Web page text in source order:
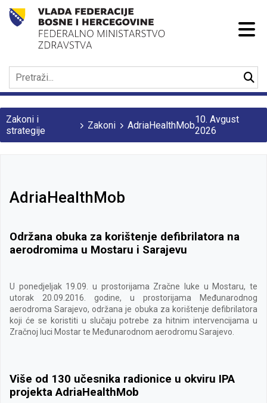
Zakoni i
strategije
Zakoni AdriaHealthMob10. Avgust
2026
AdriaHealthMob
Održana obuka za korištenje defibrilatora na
aerodromima u Mostaru i Sarajevu
U ponedjeljak 19.09. u prostorijama Zračne luke u Mostaru, te
utorak 20.09.2016. godine, u prostorijama Međunarodnog
aerodroma Sarajevo, održana je obuka za korištenje defibrilatora
koji će se koristiti u slučaju potrebe za hitnim intervencijama u
Zračnoj luci Mostar te Međunarodnom aerodromu Sarajevo.
Više od 130 učesnika radionice u okviru IPA
projekta AdriaHealthMob